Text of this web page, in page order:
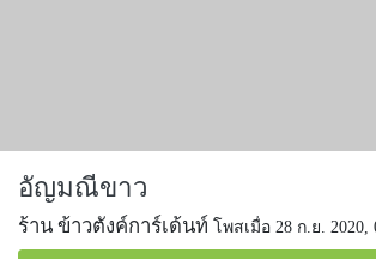
อัญมณีขาว
ร้าน ข้าวตังค์การ์เด้นท์ โพสเมื่อ 28 ก.ย. 2020,